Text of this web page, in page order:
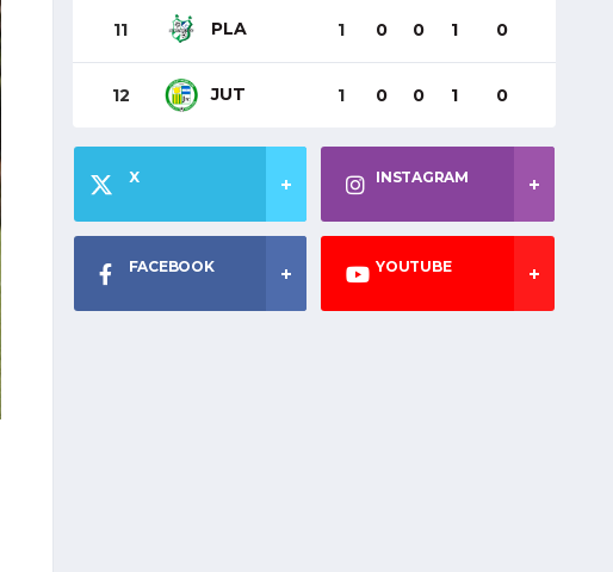
11 PLA 1 0 0 1 0
12 JUT 1 0 0 1 0
X INSTAGRAM
FACEBOOK YOUTUBE